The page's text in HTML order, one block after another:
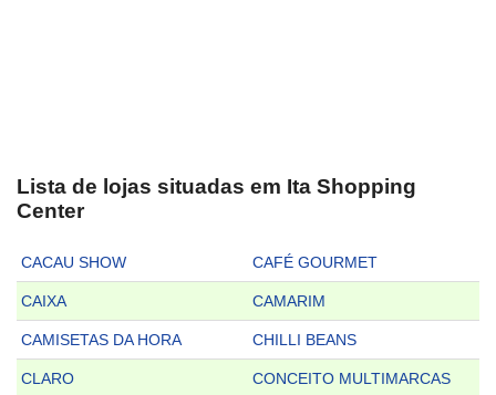
Lista de lojas situadas em Ita Shopping
Center
CACAU SHOW CAFÉ GOURMET
CAIXA CAMARIM
CAMISETAS DA HORA CHILLI BEANS
CLARO CONCEITO MULTIMARCAS